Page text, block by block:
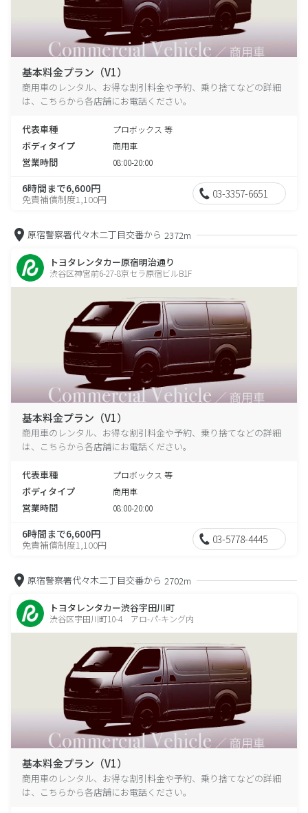
基本料金プラン（V1）
商用車のレンタル、お得な割引料金や予約、乗り捨てなどの詳細
は、こちらから各店舗にお電話ください。
代表車種 プロボックス 等
ボディタイプ 商用車
営業時間 08:00-20:00
6時間まで6,600円
免責補償制度1,100円 03-3357-6651
原宿警察署代々木二丁目交番から 2372m
トヨタレンタカー原宿明治通り
渋谷区神宮前6-27-8京セラ原宿ビルB1F
基本料金プラン（V1）
商用車のレンタル、お得な割引料金や予約、乗り捨てなどの詳細
は、こちらから各店舗にお電話ください。
代表車種 プロボックス 等
ボディタイプ 商用車
営業時間 08:00-20:00
6時間まで6,600円
免責補償制度1,100円 03-5778-4445
原宿警察署代々木二丁目交番から 2702m
トヨタレンタカー渋谷宇田川町
渋谷区宇田川町10-4 アロ-パ-キング内
基本料金プラン（V1）
商用車のレンタル、お得な割引料金や予約、乗り捨てなどの詳細
は、こちらから各店舗にお電話ください。